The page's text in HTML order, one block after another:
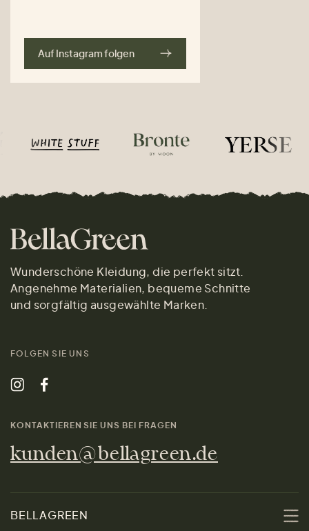
Auf Instagram folgen
Wunderschöne Kleidung, die perfekt sitzt.
Angenehme Materialien, bequeme Schnitte
und sorgfältig ausgewählte Marken.
FOLGEN SIE UNS
KONTAKTIEREN SIE UNS BEI FRAGEN
kunden@bellagreen.de
BELLAGREEN